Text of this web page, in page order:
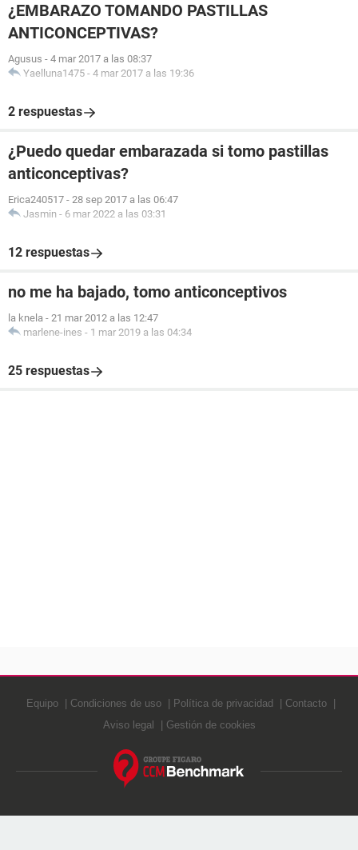
¿EMBARAZO TOMANDO PASTILLAS
ANTICONCEPTIVAS?
Agusus - 4 mar 2017 a las 08:37
Yaelluna1475 - 4 mar 2017 a las 19:36
2 respuestas
¿Puedo quedar embarazada si tomo pastillas
anticonceptivas?
Erica240517 - 28 sep 2017 a las 06:47
Jasmin - 6 mar 2022 a las 03:31
12 respuestas
no me ha bajado, tomo anticonceptivos
la knela - 21 mar 2012 a las 12:47
marlene-ines - 1 mar 2019 a las 04:34
25 respuestas
Equipo Condiciones de uso Política de privacidad
Contacto
Aviso legal
Gestión de cookies